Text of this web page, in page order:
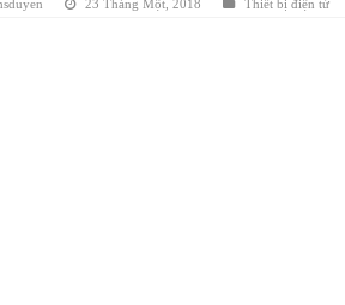
23 Tháng Một, 2018 Thiết bị điện tử